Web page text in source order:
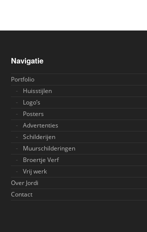
Navigatie
Portfolio
Huisstijlen
Logo’s
Posters
Advertenties
Schilderijen
Muurschilderingen
Broertje Verf
Vrij werk
Over Jordi
Contact